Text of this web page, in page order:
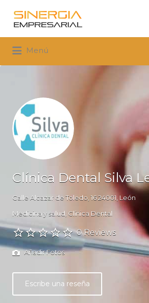
Buscar
por:
Menú
por:
Clínica Dental Silva
Calle Alcazar de Toledo, 16 24001, León
Medicina y salud Clínica Dental
0 Reviews
Añadir Fotos
Escribe una reseña